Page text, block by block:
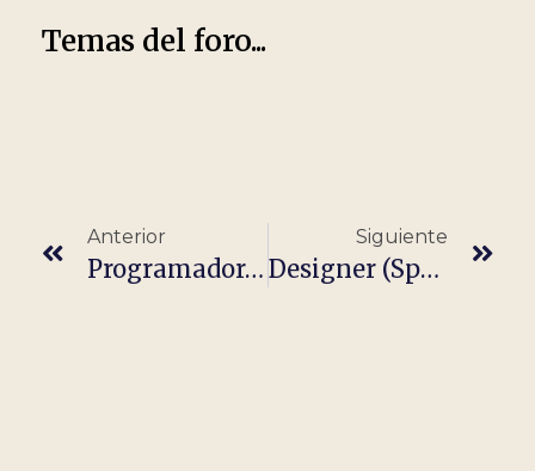
Temas del foro...
Anterior
Programador/a Java – 100% Remoto
Siguiente
Designer (Spain Remote)